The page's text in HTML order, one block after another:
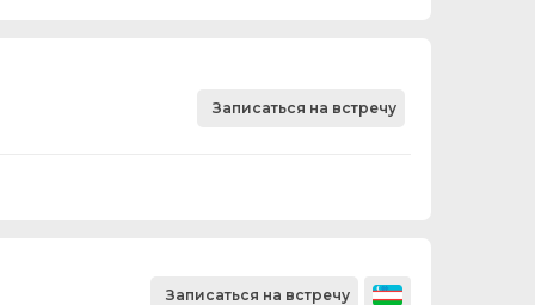
Записаться на встречу
Записаться на встречу